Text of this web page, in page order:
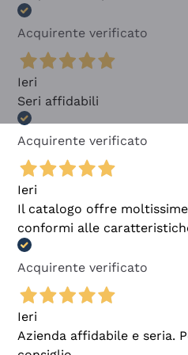
Acquirente verificato
Ieri
Seri affidabili
Acquirente verificato
Ieri
Il catalogo offre
conformi alle
Acquirente verificato
Ieri
Azienda affidabile e seria.